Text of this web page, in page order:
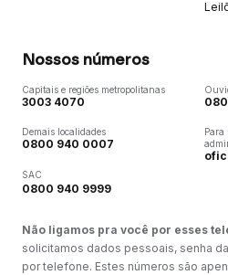
Nossos números
Capitais e regiões metropolitanas
3003 4070
Demais localidades
0800 940 0007
SAC
0800 940 9999
Não ligamos pra você por esses
solicitamos dados pessoais, senha
por telefone. Estes números são